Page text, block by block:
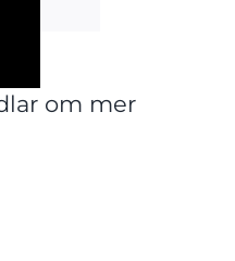
om mer